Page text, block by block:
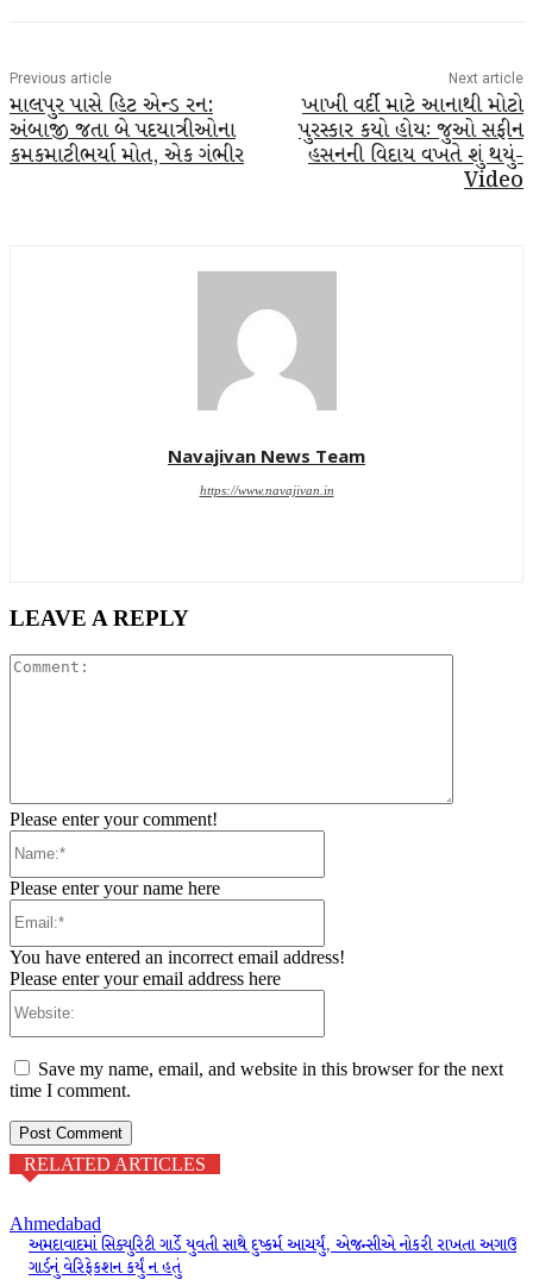
Previous article
માલપુર પાસે હિટ એન્ડ રન:
અંબાજી જતા બે પદયાત્રીઓના
કમકમાટીભર્યા મોત, એક ગંભીર
Next article
ખાખી વર્દી માટે આનાથી મોટો
પુરસ્કાર કયો હોયઃ જુઓ સફીન
હસનની વિદાય વખતે શું થયું-
Video
Navajivan News Team
https://www.navajivan.in
LEAVE A REPLY
Please enter your comment!
Please enter your name here
You have entered an incorrect email address!
Please enter your email address here
Save my name, email, and website in this browser for the next
time I comment.
RELATED ARTICLES
Ahmedabad
અમદાવાદમાં સિક્યુરિટી ગાર્ડે યુવતી સાથે દુષ્કર્મ આચર્યું, એજન્સીએ નોકરી રાખતા અગાઉ
ગાર્ડનું વેરિફેકશન કર્યું ન હતું